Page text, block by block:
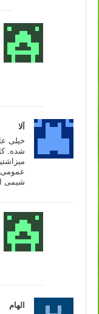
آلا
خیلی
شده.
عمومی
شیمی
الهام